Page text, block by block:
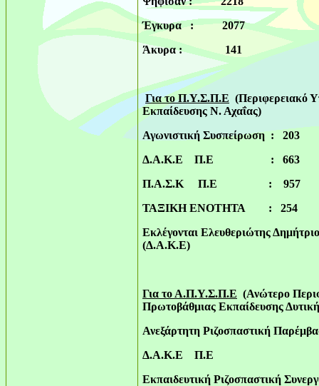
Έγκυρα : 2077
Άκυρα : 141
Για το Π.Υ.Σ.Π.Ε (Περιφερειακό
Εκπαίδευσης Ν. Αχαΐας)
Αγωνιστική Συσπείρωση : 203
Δ.Α.Κ.Ε Π.Ε : 663
Π.Α.Σ.Κ Π.Ε : 957
ΤΑΞΙΚΗ ΕΝΟΤΗΤΑ : 254
Εκλέγονται Ελευθεριώτης
(Δ.Α.Κ.Ε)
Για το Α.Π.Υ.Σ.Π.Ε (Ανώτερο
Πρωτοβάθμιας Εκπαίδευσης
Ανεξάρτητη Ριζοσπαστική
Δ.Α.Κ.Ε Π.Ε :
Εκπαιδευτική Ριζοσπαστική